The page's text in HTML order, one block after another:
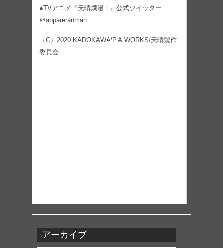
●TVアニメ『天晴爛漫！』公式ツイッター
＠appareranman
（C）2020 KADOKAWA/P.A.WORKS/天晴製作
委員会
アーカイブ